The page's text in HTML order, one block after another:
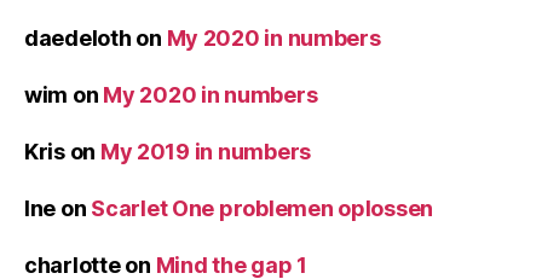
daedeloth on My 2020 in numbers
wim on My 2020 in numbers
Krison My 2019 in numbers
Ine on Scarlet One problemen oplossen
charlotteon Mind the gap 1